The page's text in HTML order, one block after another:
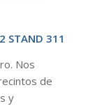
STAND 311
Nos
de
y